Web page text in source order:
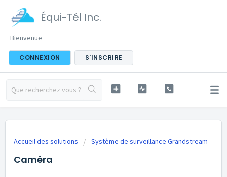
Équi-Tél Inc.
Bienvenue
CONNEXION S'INSCRIRE
Accueil des solutions Système de surveillance Grandstream
Caméra